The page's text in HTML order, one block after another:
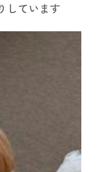
しています